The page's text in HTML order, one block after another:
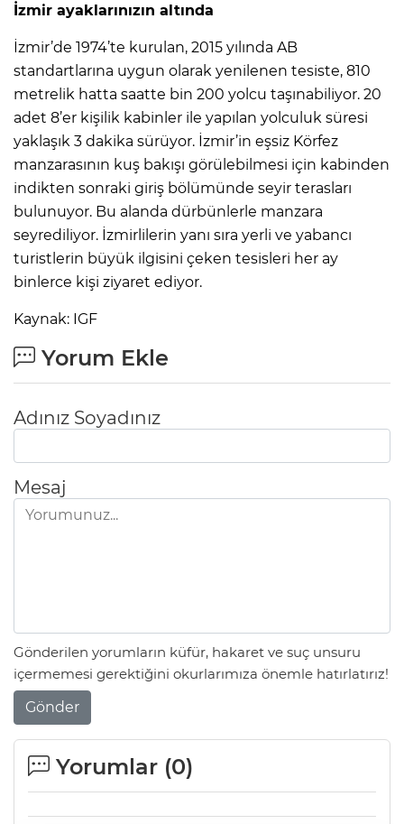
İzmir ayaklarınızın altında
İzmir’de 1974’te kurulan, 2015 yılında AB
standartlarına uygun olarak yenilenen tesiste, 810
metrelik hatta saatte bin 200 yolcu taşınabiliyor. 20
adet 8’er kişilik kabinler ile yapılan yolculuk süresi
yaklaşık 3 dakika sürüyor. İzmir’in eşsiz Körfez
manzarasının kuş bakışı görülebilmesi için kabinden
indikten sonraki giriş bölümünde seyir terasları
bulunuyor. Bu alanda dürbünlerle manzara
seyrediliyor. İzmirlilerin yanı sıra yerli ve yabancı
turistlerin büyük ilgisini çeken tesisleri her ay
binlerce kişi ziyaret ediyor.
Kaynak: IGF
Yorum Ekle
Adınız Soyadınız
Mesaj
Gönderilen yorumların küfür, hakaret ve suç unsuru
içermemesi gerektiğini okurlarımıza önemle hatırlatırız!
Gönder
Yorumlar (0)